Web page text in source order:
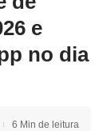
e
no dia
6 Min de leitura